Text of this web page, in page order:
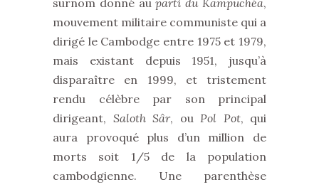
surnom donné auparti du Kampuchéa,
mouvement militaire communiste qui a
dirigé le Cambodge entre 1975 et 1979,
mais existant depuis 1951, jusqu’à
disparaître en 1999, et tristement
rendu célèbre par son principal
dirigeant, Saloth Sâr, ou Pol Pot, qui
aura provoqué plus d’un million de
morts soit 1/5 de la population
cambodgienne. Une parenthèse